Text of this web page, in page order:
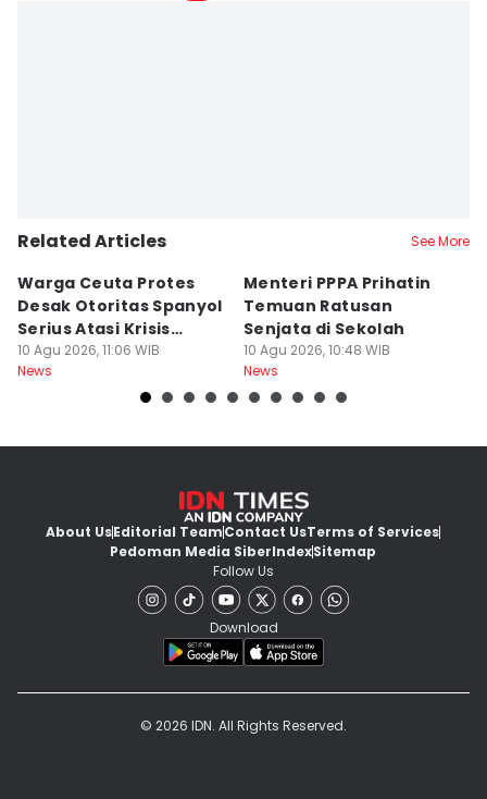
Related Articles See More
Warga Ceuta Protes
Desak Otoritas Spanyol
Serius Atasi Krisis
Migrasi
10 Agu 2026, 11:06 WIB
News
Menteri PPPA Prihatin
Temuan Ratusan
Senjata di Sekolah
10 Agu 2026, 10:48 WIB
News
About UsEditorial TeamContact UsTerms of Services
Pedoman Media SiberIndexSitemap
Follow Us
Download
© 2026 IDN. All Rights Reserved.